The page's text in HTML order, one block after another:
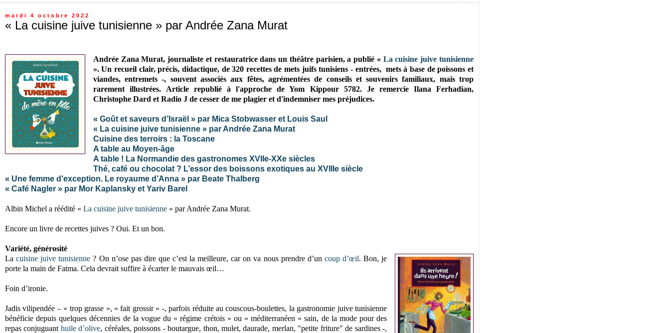
mardi 4 octobre 2022
« La cuisine juive tunisienne » par Andrée Zana Murat
Andrée Zana Murat, journaliste et restauratrice dans un théâtre parisien, a publié « La cuisine juive tunisienne
». Un recueil clair, précis, didactique, de 320 recettes de mets juifs tunisiens - entrées, mets à base de poissons et
viandes, entremets -, souvent associés aux fêtes, agrémentées de conseils et souvenirs familiaux, mais trop
rarement illustrées. Article republié à l'approche de Yom Kippour 5782. Je remercie Ilana Ferhadian,
Christophe Dard et Radio J de cesser de me plagier et d'indemniser mes préjudices.
« Goût et saveurs d’Israël » par Mica Stobwasser et Louis Saul
« La cuisine juive tunisienne » par Andrée Zana Murat
Cuisine des terroirs : la Toscane
A table au Moyen-âge
A table ! La Normandie des gastronomes XVIIe-XXe siècles
Thé, café ou chocolat ? L’essor des boissons exotiques au XVIIIe siècle
« Une femme d'exception. Le royaume d’Anna » par Beate Thalberg
« Café Nagler » par Mor Kaplansky et Yariv Barel
Albin Michel a réédité « La cuisine juive tunisienne » par Andrée Zana Murat.
Encore un livre de recettes juives ? Oui. Et un bon.
Variété, générosité
Lacuisine juive tunisienne ? On n’ose pas dire que c’est la meilleure, car on va nous prendre d’un coup d’œil. Bon, je
porte la main de Fatma. Cela devrait suffire à écarter le mauvais œil…
Foin d’ironie.
Jadis vilipendée – « trop grasse », « fait grossir » -, parfois réduite au couscous-boulettes, la gastronomie juive tunisienne
bénéficie depuis quelques décennies de la vogue du « régime crétois » ou « méditerranéen » sain, de la mode pour des
repas conjuguant huile d’olive, céréales, poissons - boutargue, thon, mulet, daurade, merlan, "petite friture" de sardines -,